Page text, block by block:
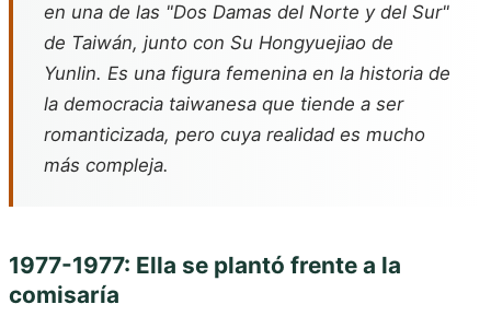
en una de las "Dos Damas del Norte y del Sur"
de Taiwán, junto con Su Hongyuejiao de
Yunlin. Es una figura femenina en la historia de
la democracia taiwanesa que tiende a ser
romanticizada, pero cuya realidad es mucho
más compleja.
1977-1977: Ella se plantó frente a la
comisaría